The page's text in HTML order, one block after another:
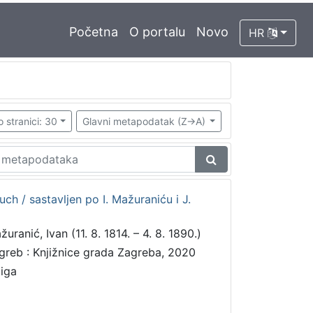
Početna O portalu Novo HR
stranici: 30 Glavni metapodatak (Z->A)
/ sastavljen po I. Mažuraniću i J.
Ivan (11. 8. 1814. – 4. 8. 1890.)
: Knjižnice grada Zagreba, 2020